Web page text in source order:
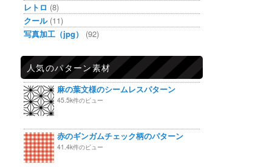
レトロ (8)
クール(11)
写真加工（jpg）
(92)
人気のパターン素材
麻の葉文様のシームレスパターン
45.5k件のビュー
赤のギンガムチェック柄のパターン
41.4k件のビュー